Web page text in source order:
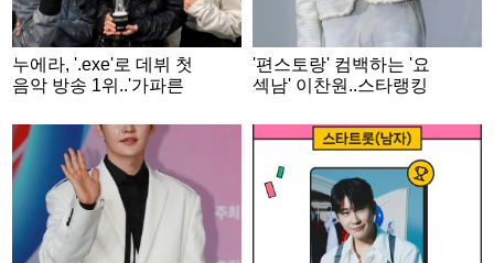
누에라, '.exe'로 데뷔 첫
음악 방송 1위..'가파른
'편스토랑' 컴백하는 '요
섹남' 이찬원..스타랭킹